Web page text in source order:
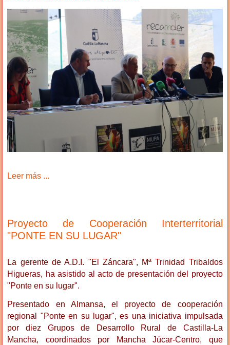
Leer más ...
Proyecto de Cooperación Interterritorial
"PONTE EN SU LUGAR"
La gerente de A.D.I. "El Záncara", Mª Trinidad Tribaldos
Higueras, ha asistido al acto de presentación del proyecto
"Ponte en su lugar".
Presentado en Almansa, el proyecto de cooperación
regional "Ponte en su lugar", es una iniciativa impulsada
por diez Grupos de Desarrollo Rural de Castilla-La
Mancha, coordinados por Mancha Júcar-Centro, que